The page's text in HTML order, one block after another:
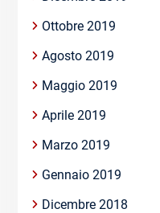
Ottobre 2019
Agosto 2019
Maggio 2019
Aprile 2019
Marzo 2019
Gennaio 2019
Dicembre 2018